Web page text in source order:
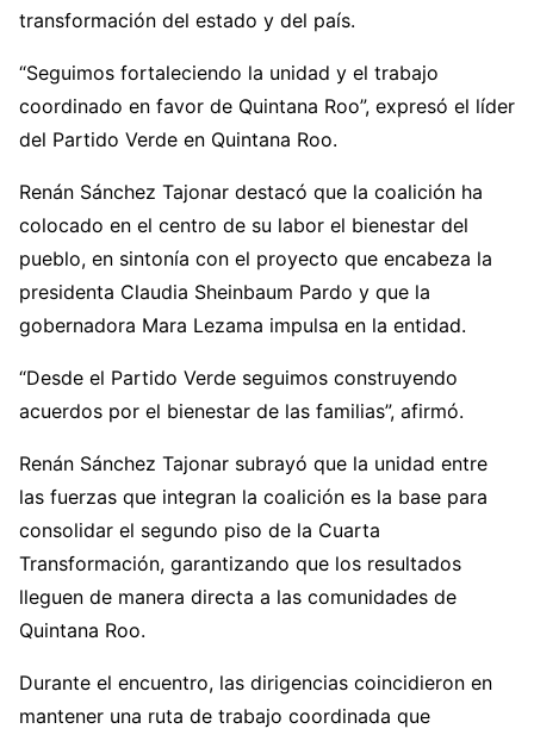
transformación del estado y del país.
“Seguimos fortaleciendo la unidad y el trabajo
coordinado en favor de Quintana Roo”, expresó el líder
del Partido Verde en Quintana Roo.
Renán Sánchez Tajonar destacó que la coalición ha
colocado en el centro de su labor el bienestar del
pueblo, en sintonía con el proyecto que encabeza la
presidenta Claudia Sheinbaum Pardo y que la
gobernadora Mara Lezama impulsa en la entidad.
“Desde el Partido Verde seguimos construyendo
acuerdos por el bienestar de las familias”, afirmó.
Renán Sánchez Tajonar subrayó que la unidad entre
las fuerzas que integran la coalición es la base para
consolidar el segundo piso de la Cuarta
Transformación, garantizando que los resultados
lleguen de manera directa a las comunidades de
Quintana Roo.
Durante el encuentro, las dirigencias coincidieron en
mantener una ruta de trabajo coordinada que